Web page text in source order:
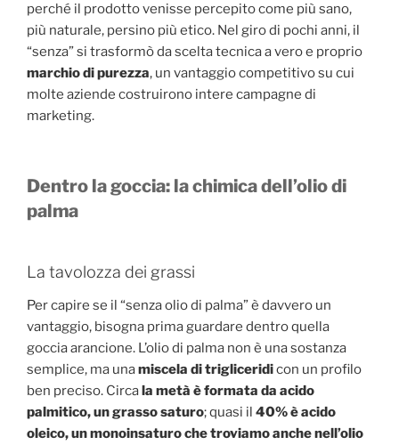
perché il prodotto venisse percepito come più sano,
più naturale, persino più etico. Nel giro di pochi anni, il
“senza” si trasformò da scelta tecnica a vero e proprio
marchio di purezza, un vantaggio competitivo su cui
molte aziende costruirono intere campagne di
marketing.
Dentro la goccia: la chimica dell’olio di
palma
La tavolozza dei grassi
Per capire se il “senza olio di palma” è davvero un
vantaggio, bisogna prima guardare dentro quella
goccia arancione. L’olio di palma non è una sostanza
semplice, ma unamiscela di trigliceridicon un profilo
ben preciso. Circa la metà è formata da acido
palmitico, un grasso saturo; quasi il 40% è acido
oleico, un monoinsaturo che troviamo anche nell’olio